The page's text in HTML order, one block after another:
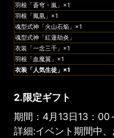
羽根「蒼穹・嵐」×1
羽根「鳳凰」×1
魂型式神「火山石焔」×1
魂型式神「紅蓮劫炎」
衣装「一念三千」×1
羽根「血魔翼」×1
衣装「人気生徒」×1
2.限定ギフト
期間：4月13日13：
詳細:イベント期間中